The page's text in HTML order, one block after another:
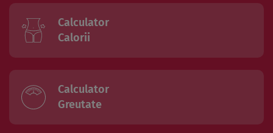
Calculator
Calorii
Calculator
Greutate